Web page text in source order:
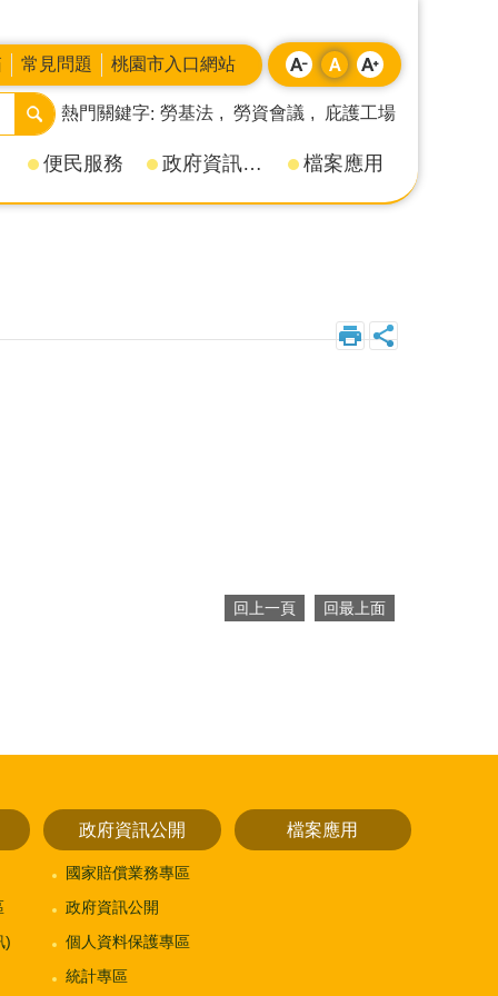
常見問題 桃園市入口網站
熱門關鍵字 勞基法 勞資會議 庇護工場
便民服務 政府資訊公開 檔案應用
回上一頁 回最上面
)
政府資訊公開
國家賠償業務專區
政府資訊公開
個人資料保護專區
統計專區
檔案應用